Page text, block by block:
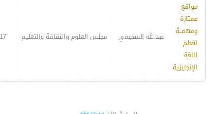
مواقع
ممتازة
ومهمــة
لتعلم
اللغة
الإنجليزية
عبدالله السحيمي مجلس العلوم والثقافة والتعليم